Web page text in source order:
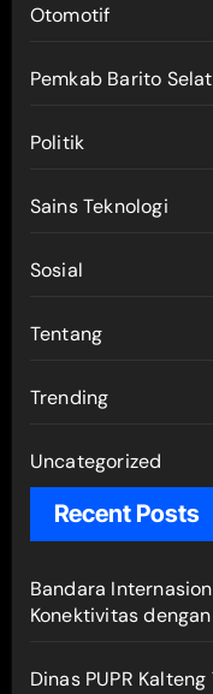
Otomotif
Pemkab Barito
Politik
Sains Teknologi
Sosial
Tentang
Trending
Uncategorized
Recent Posts
Bandara
Konektivitas
Dinas PUPR